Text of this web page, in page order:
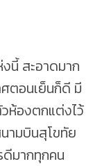
นี้ สะอาดมาก
ตอนเย็นก็ดี มี
ห้องตกแต่งไว้
ามบินสุโขทัย
มากทุกคน